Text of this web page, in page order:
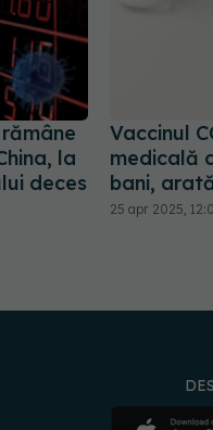
la
deces
Vaccinul
medicală
bani,
25 apr 2025,